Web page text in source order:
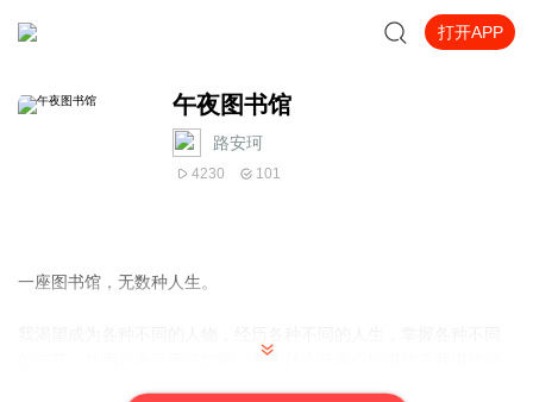
打开APP
午夜图书馆
路安珂
4230 101
一座图书馆，无数种人生。
的技艺，然而我永远无法如愿。我为什么还要心怀渴望？我渴望度